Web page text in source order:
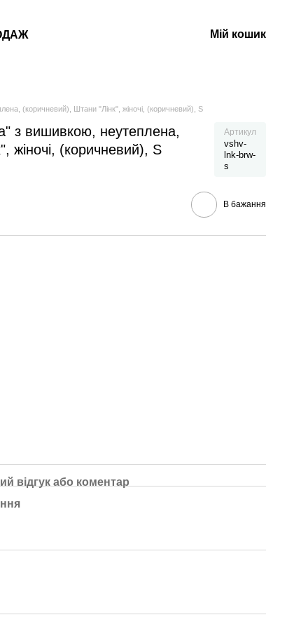
Мій кошик
(коричневий), Штани "Лінк", жіночі, (коричневий), S
з вишивкою, неутеплена,
жіночі, (коричневий), S
Артикул
vshv-
lnk-brw-
s
В бажання
відгук або коментар